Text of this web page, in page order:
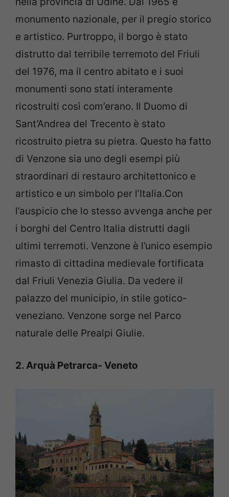
monumento nazionale, per il pregio storico
e artistico. Purtroppo, il borgo è stato
distrutto dal terribile terremoto del Friuli
del 1976, ma il centro abitato e i suoi
monumenti sono stati interamente
ricostruiti così com’erano. Il Duomo di
Sant’Andrea del Trecento è stato
ricostruito pietra su pietra. Questo ha fatto
di Venzone sia uno degli esempi più
straordinari di restauro architettonico e
artistico e un simbolo per l’Italia.Con
l’auspicio che lo stesso avvenga anche per
i borghi del Centro Italia distrutti dagli
ultimi terremoti. Venzone è l’unico esempio
rimasto di cittadina medievale fortificata
dal Friuli Venezia Giulia. Da vedere il
palazzo del municipio, in stile gotico-
veneziano. Venzone sorge nel Parco
naturale delle Prealpi Giulie.
2. Arquà Petrarca- Veneto